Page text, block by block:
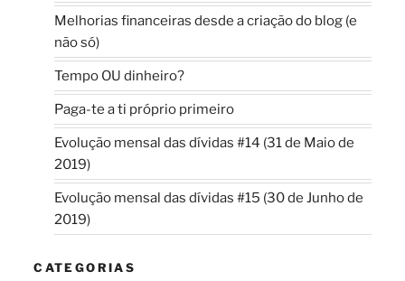
Melhorias financeiras desde a criação do blog (e
não só)
Tempo OU dinheiro?
Paga-te a ti próprio primeiro
Evolução mensal das dívidas #14 (31 de Maio de
2019)
Evolução mensal das dívidas #15 (30 de Junho de
2019)
CATEGORIAS